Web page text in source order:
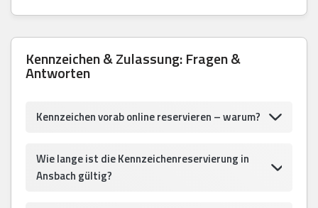
Kennzeichen & Zulassung: Fragen &
Antworten
Kennzeichen vorab online reservieren – warum?
Wie lange ist die Kennzeichenreservierung in
Ansbach gültig?